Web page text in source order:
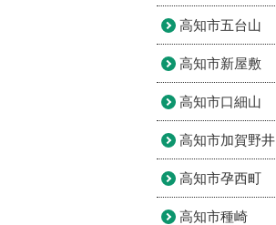
高知市五台山
高知市新屋敷
高知市口細山
高知市加賀野井
高知市孕西町
高知市種崎